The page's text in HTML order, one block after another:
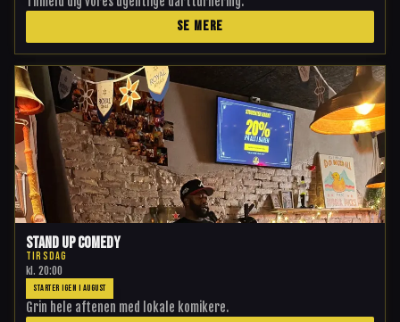
SE MERE
Stand Up Comedy
TIRSDAG
kl. 20:00
STARTER IGEN I AUGUST
Grin hele aftenen med lokale komikere.